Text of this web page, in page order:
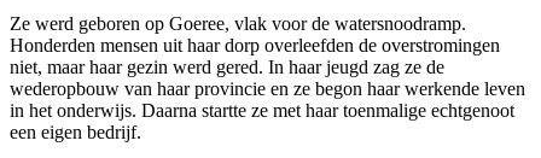
Ze werd geboren op Goeree, vlak voor de watersnoodramp.
Honderden mensen uit haar dorp overleefden de overstromingen
niet, maar haar gezin werd gered. In haar jeugd zag ze de
wederopbouw van haar provincie en ze begon haar werkende leven
in het onderwijs. Daarna startte ze met haar toenmalige echtgenoot
een eigen bedrijf.